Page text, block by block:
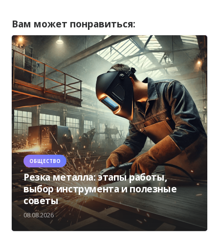
Вам может понравиться:
ОБЩЕСТВО
Резка металла: этапы работы,
выбор инструмента и полезные
советы
08.08.2026